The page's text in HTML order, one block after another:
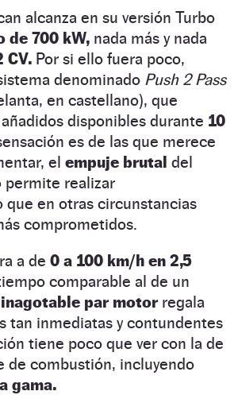
alcanza en su versión Turbo
de 700 kW, nada más y nada
CV. Por si ello fuera poco,
denominado Push 2 Pass
en castellano), que
añadidos disponibles durante 10
es de las que merece
el empuje brutal del
realizar
que en otras circunstancias
comprometidos.
a de 0 a 100 km/h en 2,5
comparable al de un
inagotable par motorregala
tan inmediatas y contundentes
tiene poco que ver con la de
de combustión, incluyendo
gama.